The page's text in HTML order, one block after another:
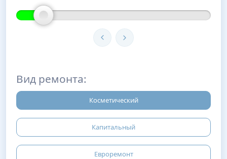
Вид ремонта:
Косметический
Капитальный
Евроремонт